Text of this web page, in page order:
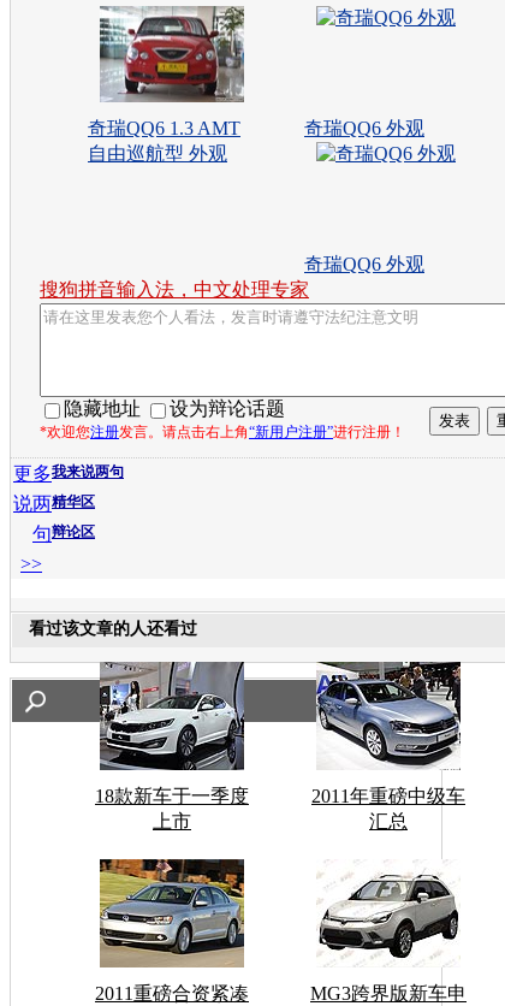
奇瑞QQ6 1.3 AMT
自由巡航型 外观
奇瑞QQ6 外观
奇瑞QQ6 外观
搜狗拼音输入法，中文处理专家
隐藏地址 设为辩论话题
*欢迎您注册发言。请点击右上角“新用户注册”进行注册！
我来说两句
精华区
辩论区
更多
说两
句
>>
看过该文章的人还看过
18款新车于一季度
上市
2011年重磅中级车
汇总
2011重磅合资紧凑
MG3跨界版新车申